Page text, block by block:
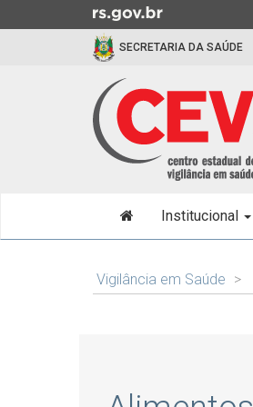
para
SECRETARIA DA SAÚDE
do
Institucional
Vigilância em Saúde